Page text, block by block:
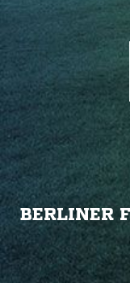
BERLINER